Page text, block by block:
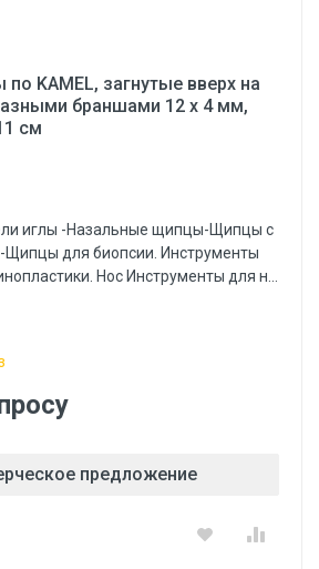
KAMEL, загнутые вверх на
браншами 12 x 4 мм,
см
иглы -Назальные щипцы-Щипцы с
для биопсии. Инструменты
Нос Инструменты для н...
предложение